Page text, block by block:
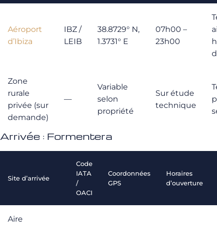
Aéroport
d’Ibiza
IBZ /
LEIB
38.8729° N,
1.3731° E
07h00 –
23h00
Zone
rurale
privée (sur
demande)
—
Variable
selon
propriété
Sur étude
technique
Arrivée : Formentera
Site d’arrivée
Code
IATA
/
OACI
Coordonnées
GPS
Horaires
d’ouverture
Aire